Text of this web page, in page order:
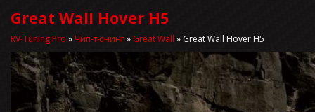
Great Wall Hover H5
RV-Tuning Pro » Чип-тюнинг» Great Wall » Great Wall Hover H5